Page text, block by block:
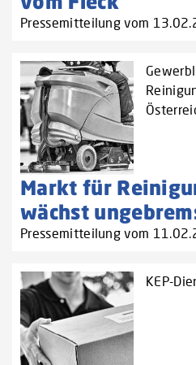
Pressemitteilung vom
Markt für
wächst
Pressemitteilung vom
KEP-